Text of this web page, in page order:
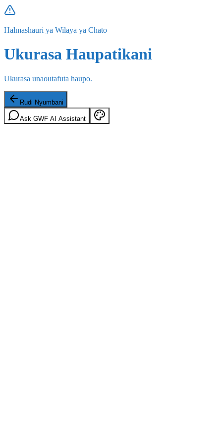
Halmashauri ya Wilaya ya Chato
Ukurasa Haupatikani
Ukurasa unaoutafuta haupo.
Rudi Nyumbani
Ask GWF AI Assistant